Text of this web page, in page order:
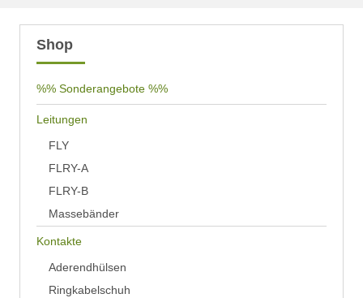
Shop
%% Sonderangebote %%
Leitungen
FLY
FLRY-A
FLRY-B
Massebänder
Kontakte
Aderendhülsen
Ringkabelschuh